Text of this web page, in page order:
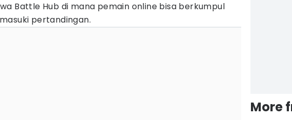
Battle Hub di mana pemain online bisa berkumpul
pertandingan.
More